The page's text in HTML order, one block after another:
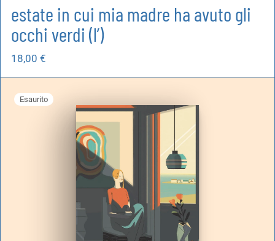
estate in cui mia madre ha avuto gli
occhi verdi (l’)
18,00 €
Esaurito